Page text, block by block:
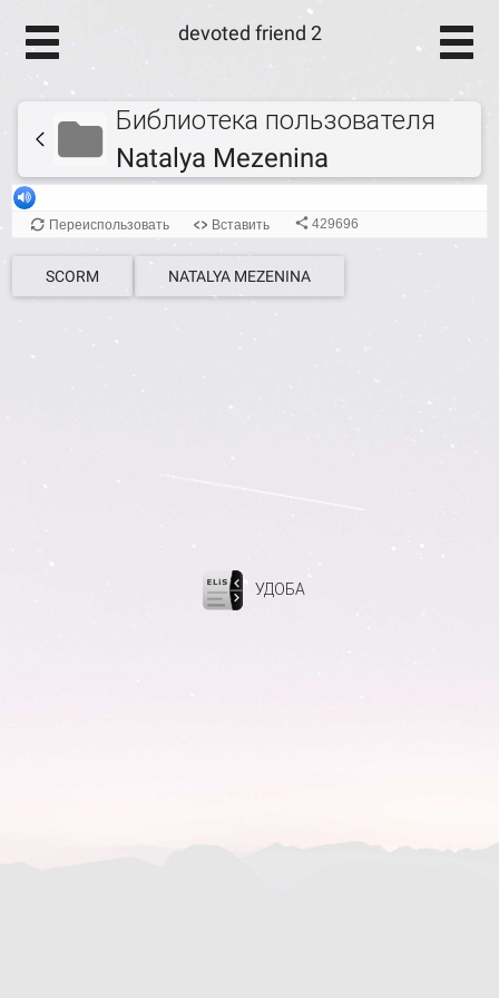
devoted friend 2
Библиотека пользователя
Natalya Mezenina
SCORM NATALYA MEZENINA
УДОБА